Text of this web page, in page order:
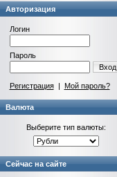
Авторизация
Логин
Пароль
Вход
Регистрация| Мой пароль?
Валюта
Выберите тип валюты:
Сейчас на сайте